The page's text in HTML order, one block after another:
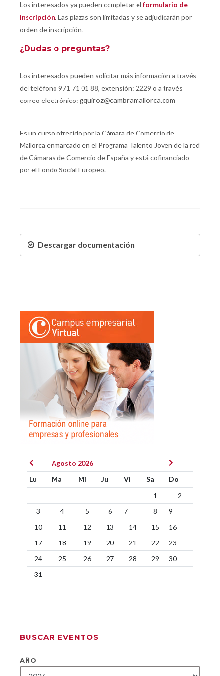
Los interesados ya pueden completar el formulario de
inscripción. Las plazas son limitadas y se adjudicarán por
orden de inscripción.
¿Dudas o preguntas?
Los interesados pueden solicitar más información a través
del teléfono 971 71 01 88, extensión: 2229 o a través
correo electrónico: gquiroz@cambramallorca.com
Es un curso ofrecido por la Cámara de Comercio de
Mallorca enmarcado en el Programa Talento Joven de la red
de Cámaras de Comercio de España y está cofinanciado
por el Fondo Social Europeo.
Descargar documentación
Agosto 2026
Lu
Ma Mi Ju Vi Sa
Do
1
2
3
4 5 6 7 8
9
10
11 12 13 14 15
16
17
18 19 20 21 22
23
24
25 26 27 28 29
30
31
BUSCAR EVENTOS
AÑO